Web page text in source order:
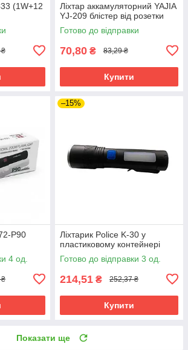
(1W+12
₴
Ліхтар аккамуляторний YAJIA
YJ-209 блістер від розетки
Готово до відправки
70,80 ₴ 83,29 ₴
Купити
P90
4 од.
₴
–15%
Ліхтарик Police K-30 у
пластиковому контейнері
Готово до відправки 3 од.
214,51 ₴ 252,37 ₴
Купити
Показати ще